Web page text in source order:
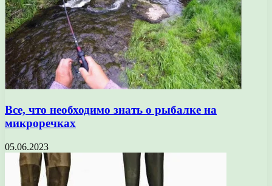
Все, что необходимо знать о рыбалке на
микроречках
05.06.2023